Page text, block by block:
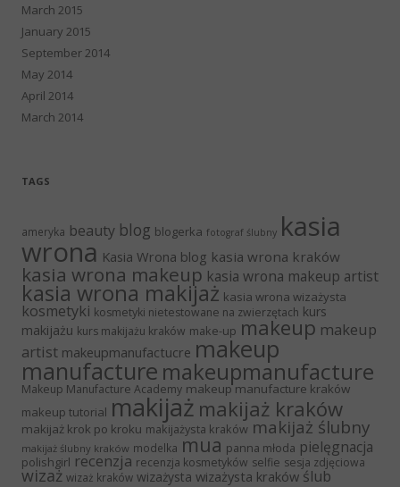
March 2015
January 2015
September 2014
May 2014
April 2014
March 2014
TAGS
ameryka beauty blog blogerka fotograf ślubny kasia
wrona Kasia Wrona blog kasia wrona kraków
kasia wrona makeup kasia wrona makeup artist
kasia wrona makijaż kasia wrona wizażysta
kosmetyki kosmetyki nietestowane na zwierzętach kurs
makijażu kurs makijażu kraków make-up makeup makeup
artist makeupmanufactucre makeup
manufacture makeupmanufacture
Makeup Manufacture Academy makeup manufacture kraków
makeup tutorial makijaż makijaż kraków
makijaż krok po kroku makijażysta kraków makijaż ślubny
makijaż ślubny kraków modelka mua panna młoda pielęgnacja
polishgirl recenzja recenzja kosmetyków selfie sesja zdjęciowa
wizaż wizaż kraków wizażysta wizażysta kraków ślub